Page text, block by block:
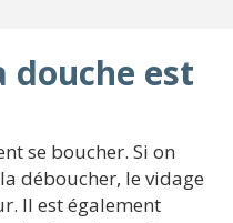
douche est
se boucher. Si on
déboucher, le vidage
Il est également